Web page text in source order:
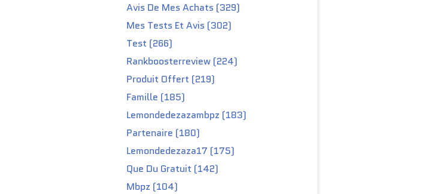
Avis De Mes Achats (329)
Mes Tests Et Avis (302)
Test (266)
Rankboosterreview (224)
Produit Offert (219)
Famille (185)
Lemondedezazambpz (183)
Partenaire (180)
Lemondedezaza17 (175)
Que Du Gratuit (142)
Mbpz (104)